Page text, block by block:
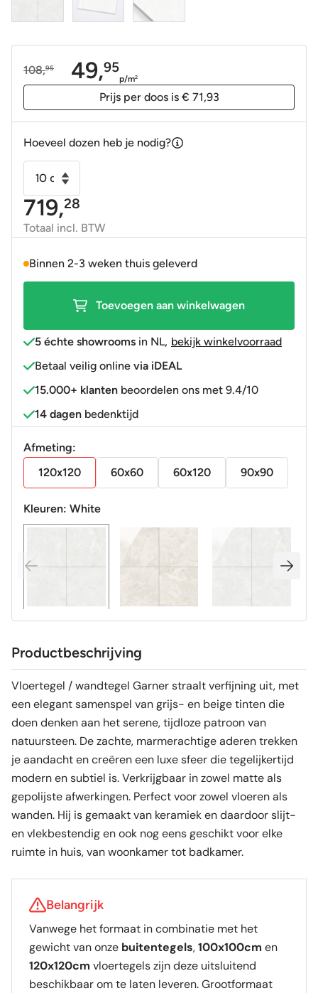
108,95
Oorspronkelijke
49,95
Huidige
p/m2
Prijs per doos is € 71,93
Hoeveel dozen heb je nodig?
Wandtegel
Garner
marmer
wit
mat
gerectificeerd
(min
14,4
m2)
R9
aantal
719,28
Totaal incl. BTW
Binnen 2-3 weken thuis geleverd
Toevoegen aan winkelwagen
5 échte showrooms in NL, bekijk winkelvoorraad
Betaal veilig online via iDEAL
15.000+ klanten beoordelen ons met 9.4/10
14 dagen bedenktijd
Afmeting:
120x120
60x60 60x120 90x90
Kleuren: White
Productbeschrijving
Vloertegel / wandtegel Garner straalt verfijning uit, met
een elegant samenspel van grijs- en beige tinten die
doen denken aan het serene, tijdloze patroon van
natuursteen. De zachte, marmerachtige aderen trekken
je aandacht en creëren een luxe sfeer die tegelijkertijd
modern en subtiel is. Verkrijgbaar in zowel matte als
gepolijste afwerkingen. Perfect voor zowel vloeren als
wanden. Hij is gemaakt van keramiek en daardoor slijt-
en vlekbestendig en ook nog eens geschikt voor elke
ruimte in huis, van woonkamer tot badkamer.
Belangrijk
Vanwege het formaat in combinatie met het
gewicht van onze buitentegels,100x100cm en
120x120cm vloertegels zijn deze uitsluitend
beschikbaar om te laten leveren. Grootformaat